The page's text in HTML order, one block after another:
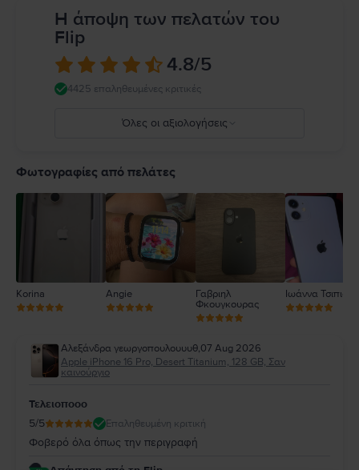
Η άποψη των πελατών του
Flip
4.8/5
4425 επαληθευμένες κριτικές
Όλες οι αξιολογήσεις
4
2
1
Φωτογραφίες από πελάτες
Korina Angie
Γαβριηλ
Φκουγκουρας
Ιωάννα
Αλεξάνδρα γεωργοπουλουυυθ,07 Aug 2026
Apple iPhone 16 Pro, Desert Titanium, 128 GB, Σαν
καινούργιο
Τελειοποοο
5/5 Επαληθευμένη κριτική
Φοβερό όλα όπως την περιγραφή